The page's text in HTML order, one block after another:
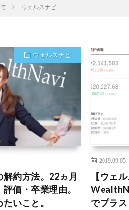
ウェルスナビ
ウェルスナビ
解約方法。22ヵ月
価・卒業理由。
いこと。
2019.09.05
【ウェ
でプラ